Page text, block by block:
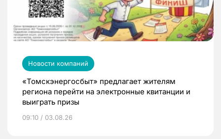
Новости компаний
«Томскэнергосбыт» предлагает жителям
региона перейти на электронные квитанции и
выиграть призы
09:10 / 03.08.26